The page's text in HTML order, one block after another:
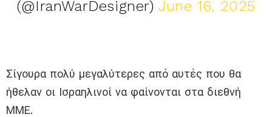
(@IranWarDesigner)June 16, 2025
Σίγουρα πολύ μεγαλύτερες από αυτές που θα
ήθελαν οι Ισραηλινοί να φαίνονται στα διεθνή
ΜΜΕ.